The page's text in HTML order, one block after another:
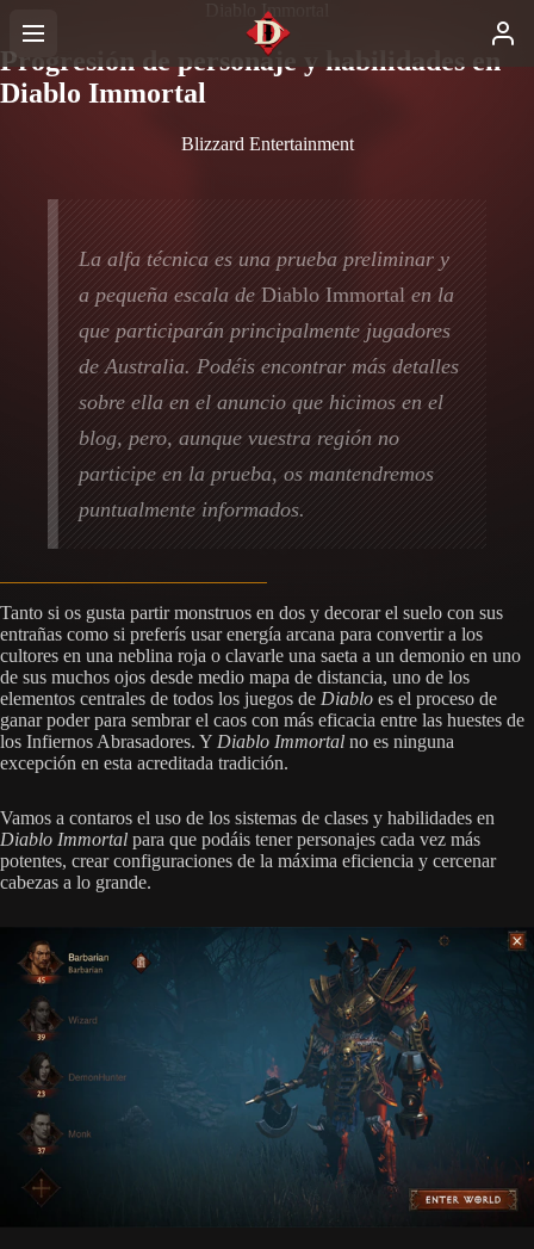
Diablo Immortal
Progresión de personaje y habilidades en
Diablo Immortal
Blizzard Entertainment
La alfa técnica es una prueba preliminar y
a pequeña escala de Diablo Immortalen la
que participarán principalmente jugadores
de Australia. Podéis encontrar más detalles
sobre ella en el anuncio que hicimos en el
blog, pero, aunque vuestra región no
participe en la prueba, os mantendremos
puntualmente informados.
Tanto si os gusta partir monstruos en dos y decorar el suelo con sus
entrañas como si preferís usar energía arcana para convertir a los
cultores en una neblina roja o clavarle una saeta a un demonio en uno
de sus muchos ojos desde medio mapa de distancia, uno de los
elementos centrales de todos los juegos de Diablo es el proceso de
ganar poder para sembrar el caos con más eficacia entre las huestes de
los Infiernos Abrasadores. Y Diablo Immortal no es ninguna
excepción en esta acreditada tradición.
Vamos a contaros el uso de los sistemas de clases y habilidades en
Diablo Immortal para que podáis tener personajes cada vez más
potentes, crear configuraciones de la máxima eficiencia y cercenar
cabezas a lo grande.